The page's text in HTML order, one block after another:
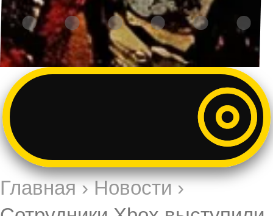
Главная›Новости›